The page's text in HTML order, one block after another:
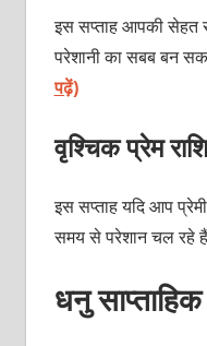
इस सप्ताह आपकी सेहत
परेशानी का सबब बन
पढ़ें)
वृश्चिक प्रेम
इस सप्ताह यदि आप
समय से परेशान चल रहे
धनु